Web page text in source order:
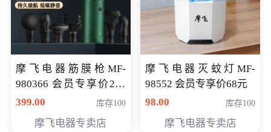
摩飞电器筋膜枪MF-
980366 会员专享价299
元
399.00 库存100
摩飞电器专卖店
摩飞电器灭蚊灯MF-
98552 会员专享价68元
98.00
库存100
摩飞电器专卖店